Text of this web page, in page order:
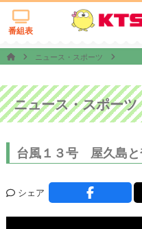
番組表
ニュース・スポーツ
ニュース・スポーツ
台風１３号 屋久島と
シェア